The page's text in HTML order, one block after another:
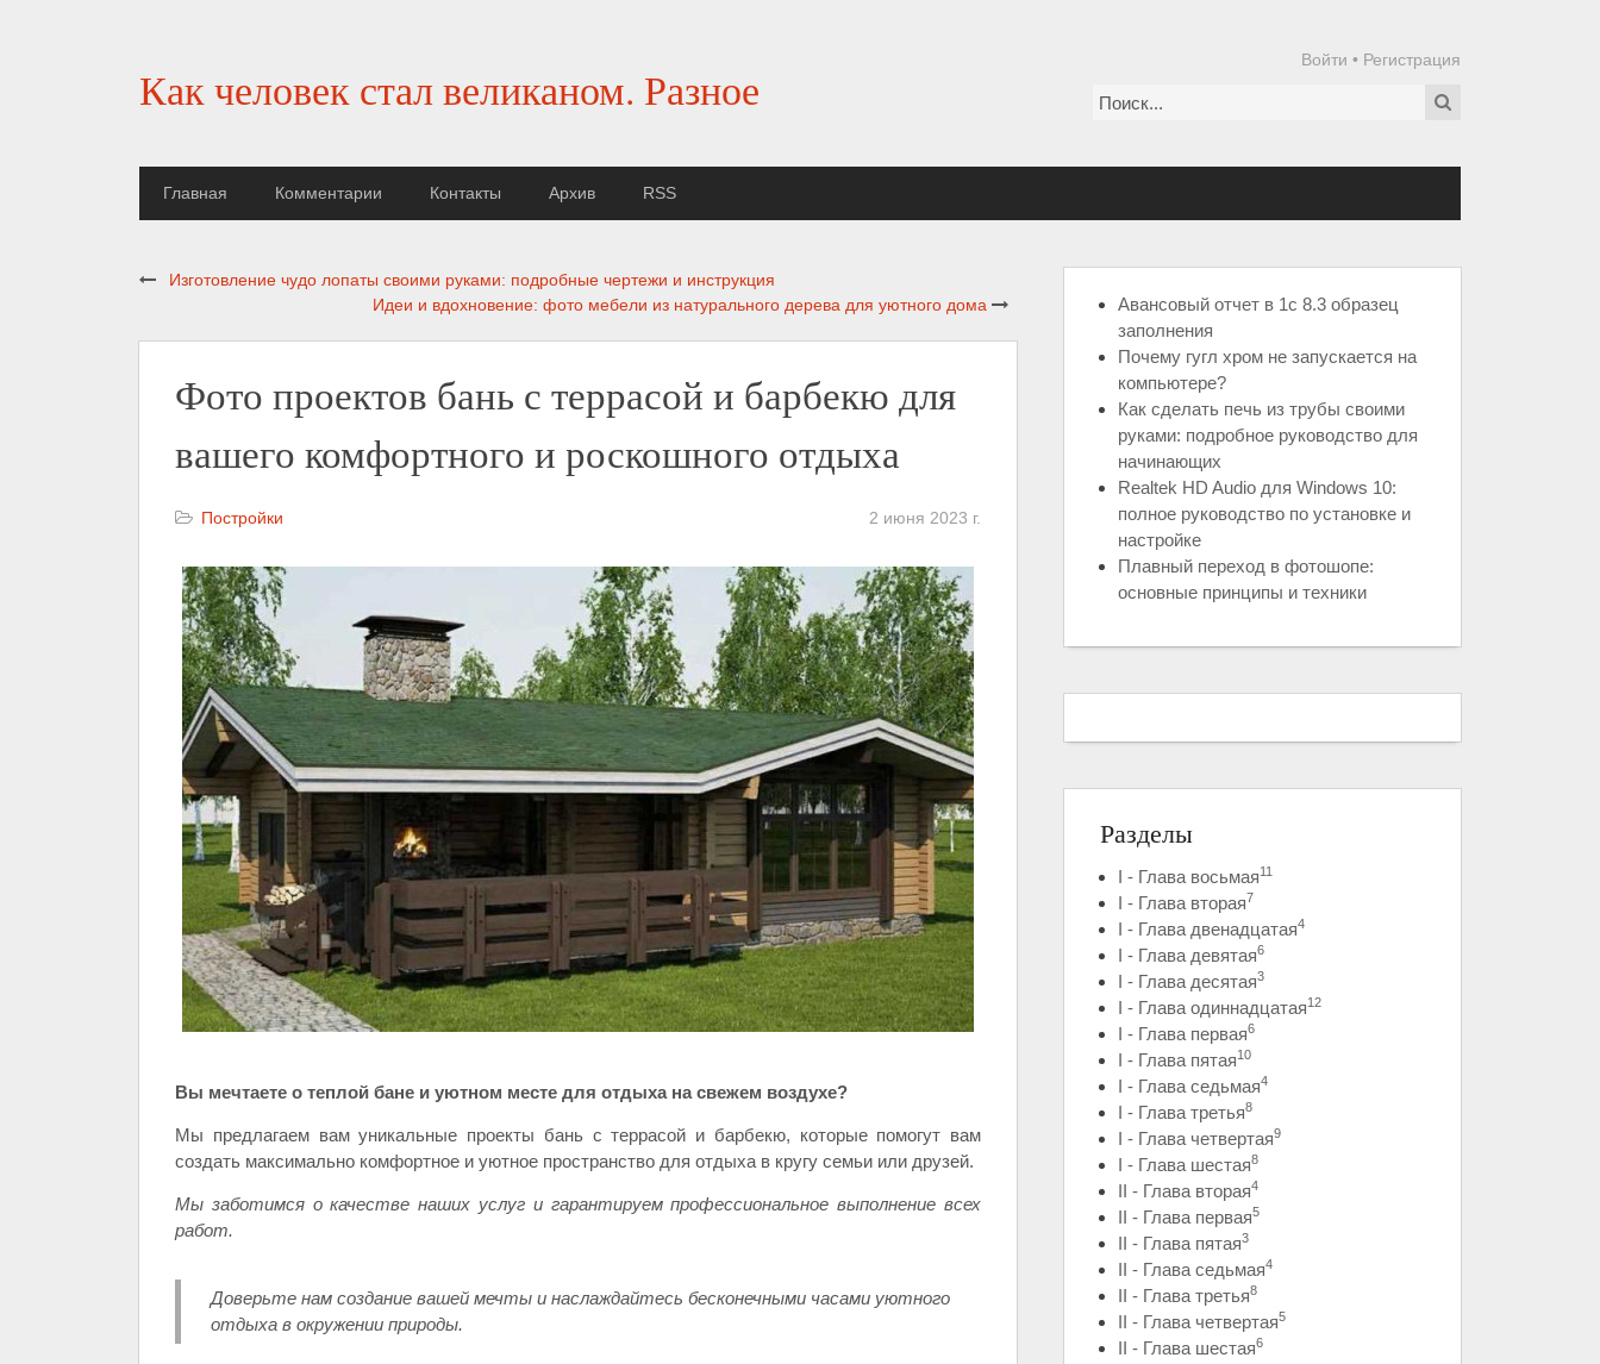
Как человек стал великаном. Разное
Войти • Регистрация
Главная Комментарии Контакты Архив RSS
Изготовление чудо лопаты своими руками: подробные чертежи и инструкция
Идеи и вдохновение: фото мебели из натурального дерева для уютного дома
Фото проектов бань с террасой и барбекю для
вашего комфортного и роскошного отдыха
Постройки 2 июня 2023 г.
Вы мечтаете о теплой бане и уютном месте для отдыха на свежем воздухе?
Мы предлагаем вам уникальные проекты бань с террасой и барбекю, которые помогут вам
создать максимально комфортное и уютное пространство для отдыха в кругу семьи или друзей.
Мы заботимся о качестве наших услуг и гарантируем профессиональное выполнение всех
работ.
Доверьте нам создание вашей мечты и наслаждайтесь бесконечными часами уютного
отдыха в окружении природы.
Авансовый отчет в 1с 8.3 образец
заполнения
Почему гугл хром не запускается на
компьютере?
Как сделать печь из трубы своими
руками: подробное руководство для
начинающих
Realtek HD Audio для Windows 10:
полное руководство по установке и
настройке
Плавный переход в фотошопе:
основные принципы и техники
Разделы
I - Глава восьмая11
I - Глава вторая7
I - Глава двенадцатая4
I - Глава девятая6
I - Глава десятая3
I - Глава одиннадцатая12
I - Глава первая6
I - Глава пятая10
I - Глава седьмая4
I - Глава третья8
I - Глава четвертая9
I - Глава шестая8
II - Глава вторая4
II - Глава первая5
II - Глава пятая3
II - Глава седьмая4
II - Глава третья8
II - Глава четвертая5
II - Глава шестая6